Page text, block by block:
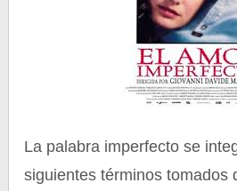
La palabra imperfecto se
siguientes términos tomados